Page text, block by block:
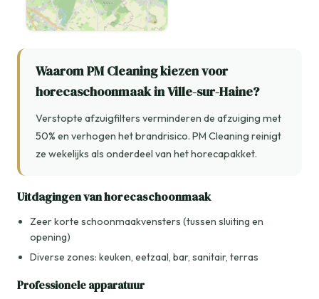
Waarom PM Cleaning kiezen voor
horecaschoonmaak in Ville-sur-Haine?
Verstopte afzuigfilters verminderen de afzuiging met
50% en verhogen het brandrisico. PM Cleaning reinigt
ze wekelijks als onderdeel van het horecapakket.
Uitdagingen van horecaschoonmaak
Zeer korte schoonmaakvensters (tussen sluiting en
opening)
Diverse zones: keuken, eetzaal, bar, sanitair, terras
Professionele apparatuur